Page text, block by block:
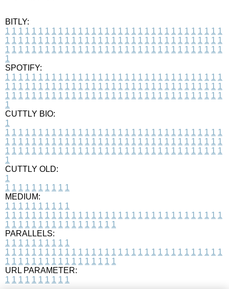
BITLY:
1 1 1 1 1 1 1 1 1 1 1 1 1 1 1 1 1 1 1 1 1 1 1 1 1 1 1 1 1 1 1 1 1
1 1 1 1 1 1 1 1 1 1 1 1 1 1 1 1 1 1 1 1 1 1 1 1 1 1 1 1 1 1 1 1 1
1 1 1 1 1 1 1 1 1 1 1 1 1 1 1 1 1 1 1 1 1 1 1 1 1 1 1 1 1 1 1 1 1
1
SPOTIFY:
1 1 1 1 1 1 1 1 1 1 1 1 1 1 1 1 1 1 1 1 1 1 1 1 1 1 1 1 1 1 1 1 1
1 1 1 1 1 1 1 1 1 1 1 1 1 1 1 1 1 1 1 1 1 1 1 1 1 1 1 1 1 1 1 1 1
1 1 1 1 1 1 1 1 1 1 1 1 1 1 1 1 1 1 1 1 1 1 1 1 1 1 1 1 1 1 1 1 1
1
CUTTLY BIO:
1
1 1 1 1 1 1 1 1 1 1 1 1 1 1 1 1 1 1 1 1 1 1 1 1 1 1 1 1 1 1 1 1 1
1 1 1 1 1 1 1 1 1 1 1 1 1 1 1 1 1 1 1 1 1 1 1 1 1 1 1 1 1 1 1 1 1
1 1 1 1 1 1 1 1 1 1 1 1 1 1 1 1 1 1 1 1 1 1 1 1 1 1 1 1 1 1 1 1 1
1
CUTTLY OLD:
1
1 1 1 1 1 1 1 1 1 1
MEDIUM:
1 1 1 1 1 1 1 1 1 1
1 1 1 1 1 1 1 1 1 1 1 1 1 1 1 1 1 1 1 1 1 1 1 1 1 1 1 1 1 1 1 1 1
1 1 1 1 1 1 1 1 1 1 1 1 1 1 1 1 1
PARALLELS:
1 1 1 1 1 1 1 1 1 1
1 1 1 1 1 1 1 1 1 1 1 1 1 1 1 1 1 1 1 1 1 1 1 1 1 1 1 1 1 1 1 1 1
1 1 1 1 1 1 1 1 1 1 1 1 1 1 1 1 1
URL PARAMETER:
1 1 1 1 1 1 1 1 1 1